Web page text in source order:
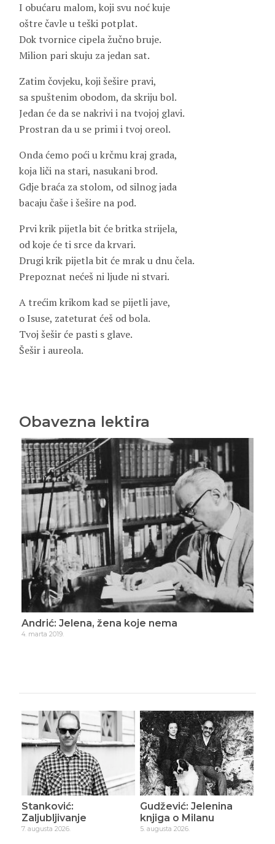
I obućaru malom, koji svu noć kuje
oštre čavle u teški potplat.
Dok tvornice cipela žučno bruje.
Milion pari skuju za jedan sat.
Zatim čovjeku, koji šešire pravi,
sa spuštenim obodom, da skriju bol.
Jedan će da se nakrivi i na tvojoj glavi.
Prostran da u se primi i tvoj oreol.
Onda ćemo poći u krčmu kraj grada,
koja liči na stari, nasukani brod.
Gdje braća za stolom, od silnog jada
bacaju čaše i šešire na pod.
Prvi krik pijetla bit će britka strijela,
od koje će ti srce da krvari.
Drugi krik pijetla bit će mrak u dnu čela.
Prepoznat nećeš ni ljude ni stvari.
A trećim krikom kad se pijetli jave,
o Isuse, zateturat ćeš od bola.
Tvoj šešir će pasti s glave.
Šešir i aureola.
Obavezna lektira
Andrić: Jelena, žena koje nema
4. marta 2019.
Stanković:
Zaljubljivanje
7. augusta 2026.
Gudžević: Jelenina
knjiga o Milanu
5. augusta 2026.